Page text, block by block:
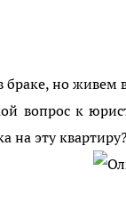
но живем
вопрос к
на эту квартиру?